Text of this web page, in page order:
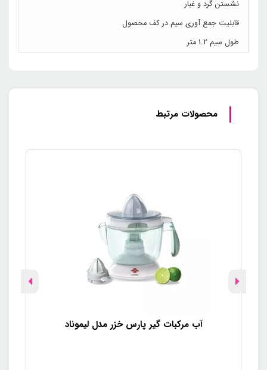
نشستن گرد و غبار
قابلیت جمع آوری سیم در کف محصول
طول سیم 1.2 متر
محصولات مرتبط
آب مرکبات گیر پارس خزر مدل لیموناد